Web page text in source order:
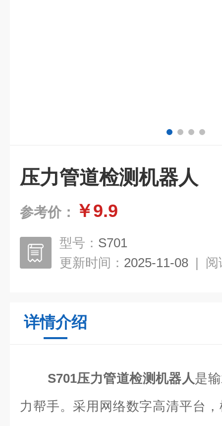
压力管道检测机器人
参考价： ￥9.9
型号： S701
更新时间： 2025-11-08 | 阅
详情介绍
S701压力管道检测机器人是
力帮手。采用网络数字高清平台